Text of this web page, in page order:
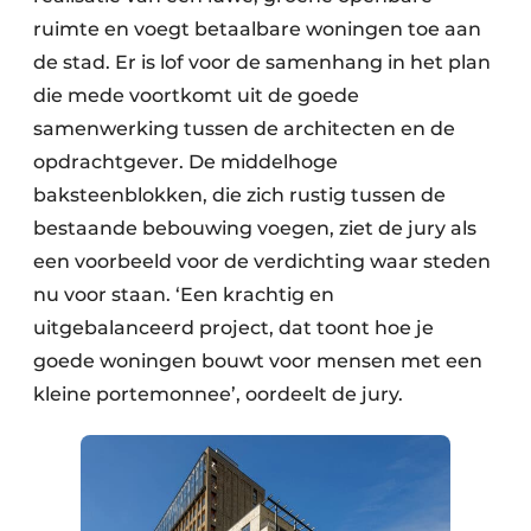
ruimte en voegt betaalbare woningen toe aan
de stad. Er is lof voor de samenhang in het plan
die mede voortkomt uit de goede
samenwerking tussen de architecten en de
opdrachtgever. De middelhoge
baksteenblokken, die zich rustig tussen de
bestaande bebouwing voegen, ziet de jury als
een voorbeeld voor de verdichting waar steden
nu voor staan. ‘Een krachtig en
uitgebalanceerd project, dat toont hoe je
goede woningen bouwt voor mensen met een
kleine portemonnee’, oordeelt de jury.